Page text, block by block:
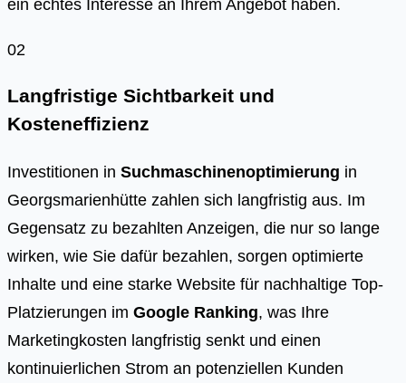
ein echtes Interesse an Ihrem Angebot haben.
02
Langfristige Sichtbarkeit und
Kosteneffizienz
Investitionen in Suchmaschinenoptimierung in
Georgsmarienhütte zahlen sich langfristig aus. Im
Gegensatz zu bezahlten Anzeigen, die nur so lange
wirken, wie Sie dafür bezahlen, sorgen optimierte
Inhalte und eine starke Website für nachhaltige Top-
Platzierungen im Google Ranking, was Ihre
Marketingkosten langfristig senkt und einen
kontinuierlichen Strom an potenziellen Kunden